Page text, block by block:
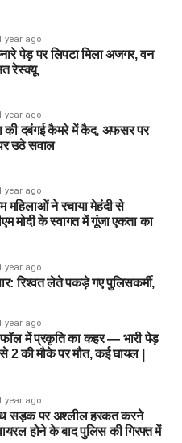
year ago
पेड़ पर लिपटा मिला अजगर, वन
रेस्क्यू
year ago
की दबंगई कैमरे में कैद, अफसर पर
उठे सवाल
year ago
महिलाओं ने रचाया मेहंदी से
मोदी के स्वागत में गूंजा एकता का
year ago
रिश्वत लेते पकड़े गए पुलिसकर्मी,
year ago
फॉल में प्रकृति का कहर — भारी पेड़
2 की मौके पर मौत, कई घायल |
year ago
सड़क पर अश्लील हरकत करने
होने के बाद पुलिस की गिरफ्त में